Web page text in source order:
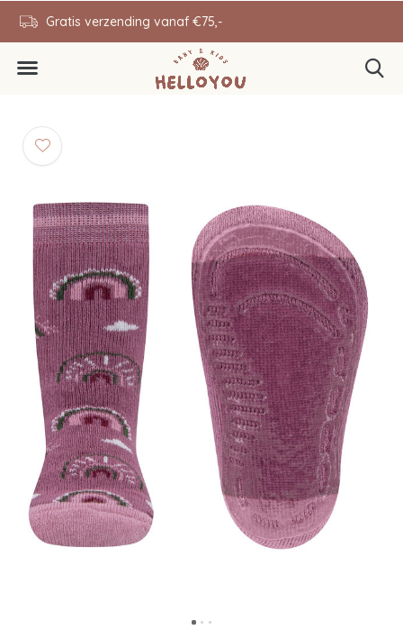
Gratis verzending vanaf €75,-